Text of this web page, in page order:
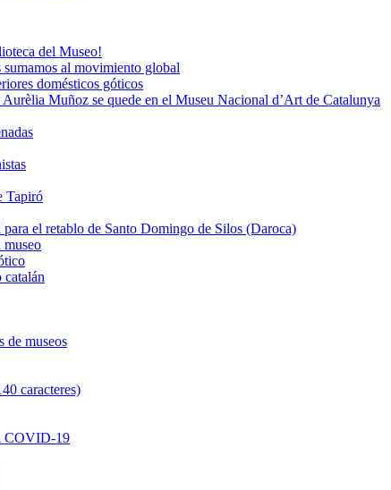
del Museo!
al movimiento global
domésticos góticos
Muñoz se quede en el Museu Nacional d’Art de Catalunya
Tapiró
el retablo de Santo Domingo de Silos (Daroca)
de museos
caracteres)
COVID-19